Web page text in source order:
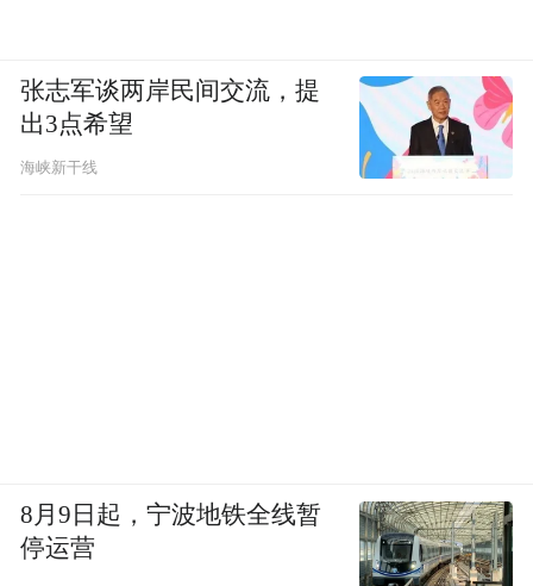
张志军谈两岸民间交流，提
出3点希望
海峡新干线
8月9日起，宁波地铁全线暂
停运营